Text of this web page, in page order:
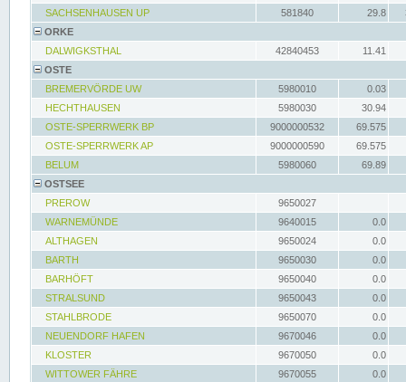
SACHSENHAUSEN UP
581840 29.8
ORKE
DALWIGKSTHAL
42840453
11.41
OSTE
BREMERVÖRDE UW
5980010
0.03
HECHTHAUSEN
5980030
30.94
OSTE-SPERRWERK BP
9000000532
69.575
OSTE-SPERRWERK AP
9000000590
69.575
BELUM
5980060
69.89
OSTSEE
PREROW
9650027
WARNEMÜNDE
9640015
0.0
ALTHAGEN
9650024
0.0
BARTH
9650030
0.0
BARHÖFT
9650040
0.0
STRALSUND
9650043
0.0
STAHLBRODE
9650070
0.0
NEUENDORF HAFEN
9670046
0.0
KLOSTER
9670050
0.0
WITTOWER FÄHRE
9670055
0.0